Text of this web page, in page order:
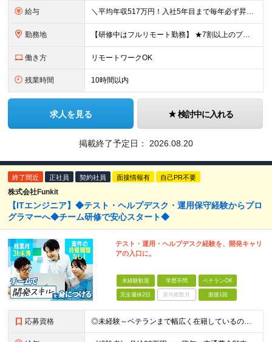
給与 ＼平均年収517万円！入社5年目まで毎年必ず昇給／ ■賞与年3回 ■年収800万円以上も可 ■入社3年以上の平均年収469.2万円 月給23万2000円以上＋賞与年3回＋各種手当 ☆入社5年目まで最
勤務地 【研修中はフルリモート勤務】 ★7割以上のプロジェクトでリモートワークを導入 ★一都三県のプロジェクト先 ★転居を伴う転勤なし ＜プロジェクト先＞ 東京・神奈川・千葉・埼玉でのプロジェクト先にて勤務
働き方 リモートワークOK
残業時間 10時間以内
求人を見る 検討中に入れる
掲載終了予定日： 2026.08.20
終了間近 正社員 契約社員 面接情報有 自己PR不要
株式会社Funkit
【ITエンジニア】◆テスト・ヘルプデスク・運用保守経験からプロ
グラマーへ◆チーム研修で安心スタート◆
テスト・運用・ヘルプデスク経験を、開発キャリ
アの入口に。
未経験歓迎 学歴不問 ベテランOK
完全週休2日 賞与複数月 面接1回
応募資格 ◎未経験～ベテランまで幅広く在籍しているので大丈夫！◎ ＼こんなアナタにピッタリです♪／ ◆IT業界で手に職を付けて活躍したい方 ◆サポート体制が整っている会社で働きたい方 ◆フラットな社風の会社で